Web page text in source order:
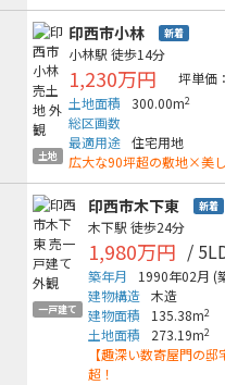
土地
印西市小林 新着
小林駅 徒歩14分
1,230万円
坪単価
土地面積
300.00m2
総区画数
最適用途 住宅用地
広大な90坪超の敷地×美
一戸建て
印西市木下東 新着
木下駅 徒歩24分
1,980万円 /
築年月 1990年02月 (
建物構造 木造
建物面積
135.38m2
土地面積 273.19m2
【趣深い数寄屋門の
超！